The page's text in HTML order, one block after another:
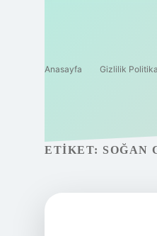
Anasayfa Gizlilik
ETIKET: SOĞAN